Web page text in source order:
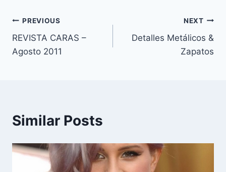
Navegación
de
PREVIOUS
REVISTA CARAS –
Agosto 2011
NEXT
Detalles Metálicos &
Zapatos
Similar Posts